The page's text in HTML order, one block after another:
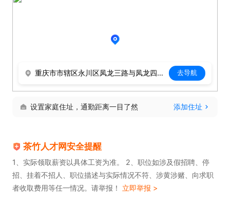
重庆市市辖区永川区凤龙三路与凤龙四路交叉口西南260米 去导航
设置家庭住址，通勤距离一目了然 添加住址
茶竹人才网安全提醒
1、实际领取薪资以具体工资为准。 2、职位如涉及假招聘、停
招、挂着不招人、职位描述与实际情况不符、涉黄涉赌、向求职
者收取费用等任一情况。请举报！ 立即举报 >